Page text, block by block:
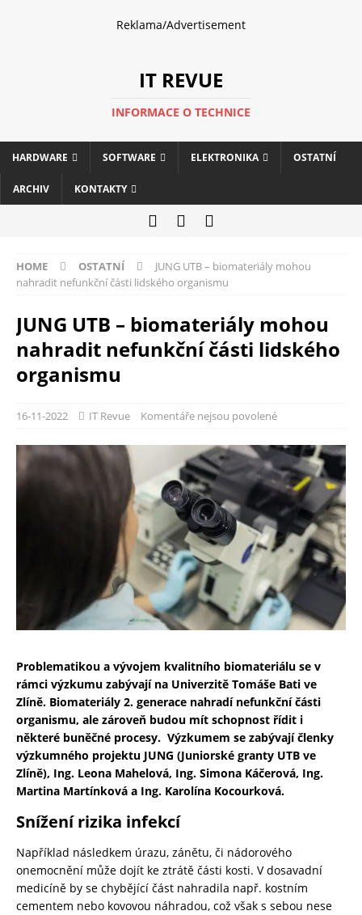
Reklama/Advertisement
IT REVUE
INFORMACE O TECHNICE
HARDWARE SOFTWARE ELEKTRONIKA OSTATNÍ
ARCHIV KONTAKTY
HOME OSTATNÍ
JUNG UTB – biomateriály mohou
nahradit nefunkční části lidského organismu
JUNG UTB – biomateriály mohou
nahradit nefunkční části lidského
organismu
16-11-2022 IT Revue Komentáře nejsou povolené
Problematikou a vývojem kvalitního biomateriálu se v
rámci výzkumu zabývají na Univerzitě Tomáše Bati ve
Zlíně. Biomateriály 2. generace nahradí nefunkční části
organismu, ale zároveň budou mít schopnost řídit i
některé buněčné procesy. Výzkumem se zabývají členky
výzkumného projektu JUNG (Juniorské granty UTB ve
Zlíně), Ing. Leona Mahelová, Ing. Simona Káčerová, Ing.
Martina Martínková a Ing. Karolína Kocourková.
Snížení rizika infekcí
Například následkem úrazu, zánětu, či nádorového
onemocnění může dojít ke ztrátě části kosti. V dosavadní
medicíně by se chybějící část nahradila např. kostním
cementem nebo kovovou náhradou, což však s sebou nese